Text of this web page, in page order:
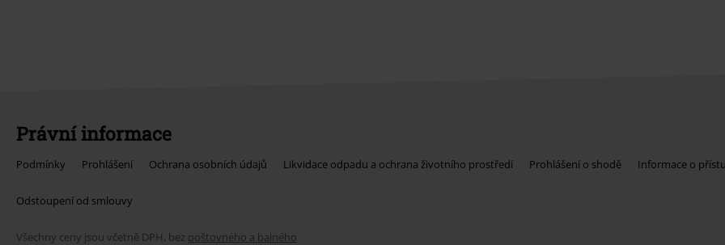
Právní informace
Podmínky Prohlášení Ochrana osobních údajů Likvidace odpadu a ochrana životního prostředí Prohlášení o shodě Informace o
Odstoupení od smlouvy
Všechny ceny jsou včetně DPH, bez poštovného a balného